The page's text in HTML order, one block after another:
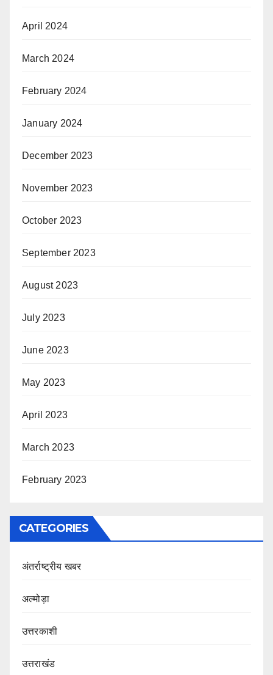
April 2024
March 2024
February 2024
January 2024
December 2023
November 2023
October 2023
September 2023
August 2023
July 2023
June 2023
May 2023
April 2023
March 2023
February 2023
CATEGORIES
अंतर्राष्ट्रीय खबर
अल्मोड़ा
उत्तरकाशी
उत्तराखंड